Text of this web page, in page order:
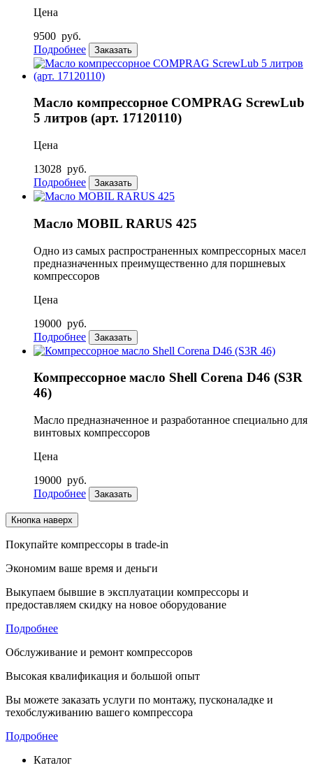
Цена
9500 руб.
Подробнее
Заказать
Масло компрессорное COMPRAG ScrewLub
5 литров (арт. 17120110)
Цена
13028 руб.
Подробнее
Заказать
Масло MOBIL RARUS 425
Одно из самых распространенных компрессорных масел
предназначенных преимущественно для поршневых
компрессоров
Цена
19000 руб.
Подробнее
Заказать
Компрессорное масло Shell Corena D46 (S3R
46)
Масло предназначенное и разработанное специально для
винтовых компрессоров
Цена
19000 руб.
Подробнее
Заказать
Кнопка наверх
Покупайте компрессоры в trade-in
Экономим ваше время и деньги
Выкупаем бывшие в эксплуатации компрессоры и
предоставляем скидку на новое оборудование
Подробнее
Обслуживание и ремонт компрессоров
Высокая квалификация и большой опыт
Вы можете заказать услуги по монтажу, пусконаладке и
техобслуживанию вашего компрессора
Подробнее
Каталог